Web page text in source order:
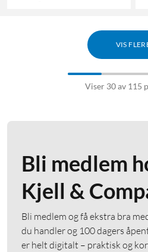
VIS
Viser 30 av 115
Bli medlem
Kjell &
Bli medlem og få ekstra bra
du handler og 100 dagers
er helt digitalt – praktisk og